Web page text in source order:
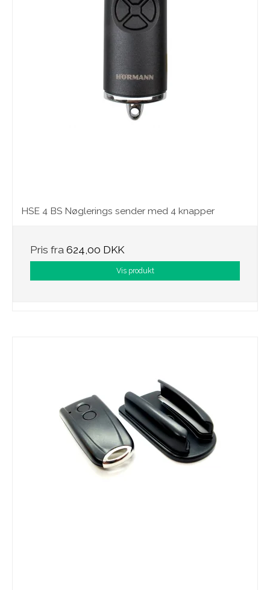
HSE 4 BS Nøglerings sender med 4 knapper
Pris fra 624,00 DKK
Vis produkt